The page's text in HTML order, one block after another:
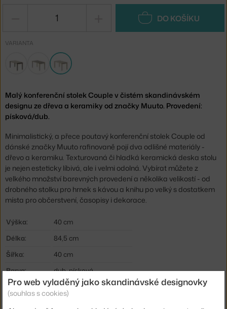
DO KOŠÍKU
VARIANTA
Malý konferenční stolek Couple v čistém skandinávském
designu ze dřeva a keramiky od značky Muuto. Provedení:
písková/dub.
Minimalistický, a přece poutavý konferenční stolek Couple od
dánské značky Muuto rafinovaně pojí dva odlišné materiály -
dřevo a keramiku. Texturovaná či hladká keramická deska stolu
je nejen esteticky líbivá, ale i velmi odolná. Vybírat můžete z
velkého množství barevných provedení a několika velikostí - od
drobného stolku pro hrnek s kávou a knihu po velký s dostatkem
místa pro občerstvení, časopisy i dekorace.
Výška:
40 cm
Délka:
84,5 cm
Šířka:
40 cm
Barva:
dub, písková
Materiál:
olejovaný dub, keramika
Pro web vyladěný jako skandinávské designovky
(souhlas s cookies)